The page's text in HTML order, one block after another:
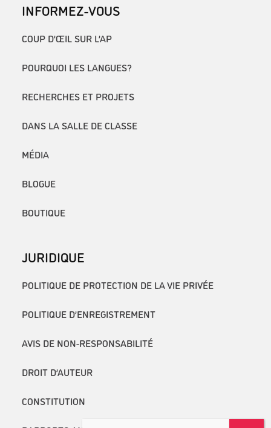
INFORMEZ-VOUS
COUP D’ŒIL SUR L’AP
POURQUOI LES LANGUES?
RECHERCHES ET PROJETS
DANS LA SALLE DE CLASSE
MÉDIA
BLOGUE
BOUTIQUE
JURIDIQUE
POLITIQUE DE PROTECTION DE LA VIE PRIVÉE
POLITIQUE D’ENREGISTREMENT
AVIS DE NON-RESPONSABILITÉ
DROIT D’AUTEUR
CONSTITUTION